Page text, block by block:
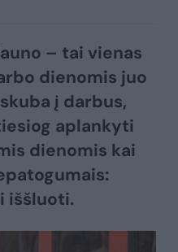
– tai vienas
dienomis juo
į darbus,
aplankyti
dienomis kai
iššluoti.